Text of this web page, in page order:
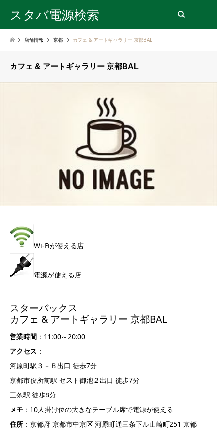
スタバ電源検索
店舗情報 京都 カフェ & アートギャラリー 京都BAL
カフェ & アートギャラリー 京都BAL
Wi-Fiが使える店
電源が使える店
スターバックス
カフェ & アートギャラリー 京都BAL
営業時間 ：11:00～20:00
アクセス ：
河原町駅３－Ｂ出口 徒歩7分
京都市役所前駅 ゼスト御池２出口 徒歩7分
三条駅 徒歩8分
メモ ：10人掛け位の大きなテーブル席で電源が使える
住所 ：京都府 京都市中京区 河原町通三条下ル山崎町251 京都